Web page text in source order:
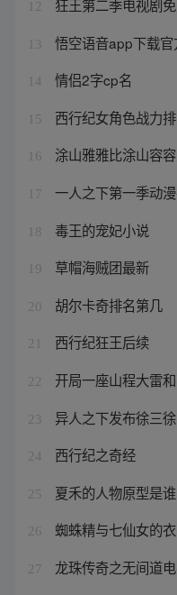
12 狂王第二季电视剧
13 悟空语音app下载官
14 情侣2字cp名
15 西行纪女角色战力
16 涂山雅雅比涂山容
17 一人之下第一季动
18 毒王的宠妃小说
19 草帽海贼团最新
20 胡尔卡奇排名第几
21 西行纪狂王后续
22 开局一座山程大雷
23 异人之下发布徐三
24 西行纪之奇经
25 夏禾的人物原型是谁
26 蜘蛛精与七仙女的
27
龙珠传奇之无间道